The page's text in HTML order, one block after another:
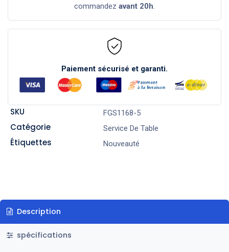
commandez avant 20h.
Paiement sécurisé et garanti.
SKU FGS1168-5
Catégorie Service De Table
Étiquettes Nouveauté
Description
spécifications